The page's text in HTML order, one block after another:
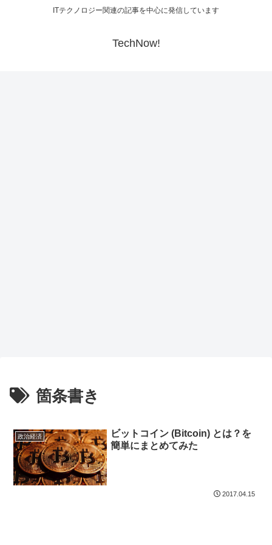
ITテクノロジー関連の記事を中心に発信しています
TechNow!
箇条書き
政治経済
ビットコイン (Bitcoin) とは？を
簡単にまとめてみた
2017.04.15